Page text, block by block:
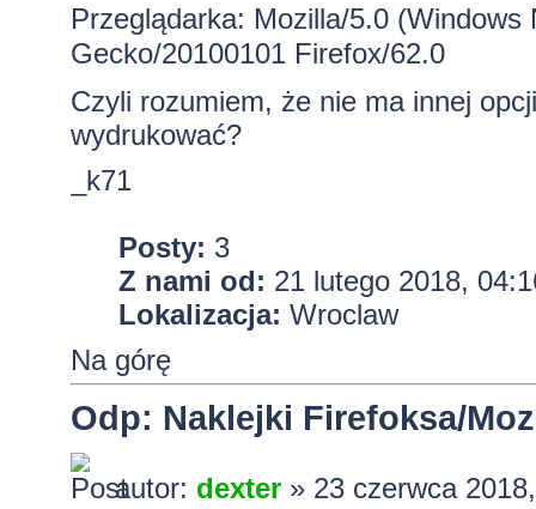
Przeglądarka: Mozilla/5.0
Gecko/20100101 Firefox/62.0
Czyli rozumiem, że nie ma innej
wydrukować?
_k71
Posty: 3
Z nami od: 21 lutego 2018,
Lokalizacja: Wroclaw
Na górę
Odp: Naklejki Firefoksa/
autor: dexter» 23 czerwca